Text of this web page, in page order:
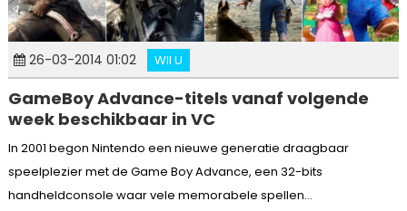
26-03-2014 01:02 WII U
GameBoy Advance-titels vanaf volgende
week beschikbaar in VC
In 2001 begon Nintendo een nieuwe generatie draagbaar
speelplezier met de Game Boy Advance, een 32-bits
handheldconsole waar vele memorabele spellen...